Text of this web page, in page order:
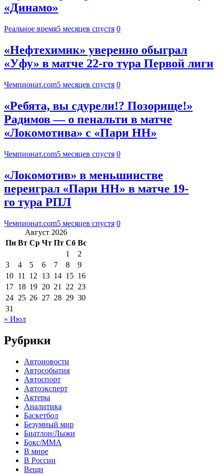
«Динамо»
Реальное время5 месяцев спустя 0
«Нефтехимик» уверенно обыграл
«Уфу» в матче 22-го тура Первой лиги
Чемпионат.com5 месяцев спустя 0
«Ребята, вы сдурели!? Позорище!»
Радимов — о пенальти в матче
«Локомотива» с «Пари НН»
Чемпионат.com5 месяцев спустя 0
«Локомотив» в меньшинстве
переиграл «Пари НН» в матче 19-
го тура РПЛ
Чемпионат.com5 месяцев спустя 0
Август 2026
Пн Вт Ср Чт Пт Сб Вс
1
2
3
4 5 6 7 8
9
10 11 12 13 14 15 16
17 18 19 20 21 22 23
24 25 26 27 28 29 30
31
« Июл
Рубрики
Автоновости
Автособытия
Автоспорт
Автоэксперт
Актеры
Аналитика
Баскетбол
Безумный мир
Биатлон/Лыжи
Бокс/MMA
В мире
В России
Вещи